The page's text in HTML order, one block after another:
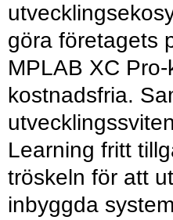
göra företagets
MPLAB XC
kostnadsfria.
Learning fritt
tröskeln för att
inbyggda